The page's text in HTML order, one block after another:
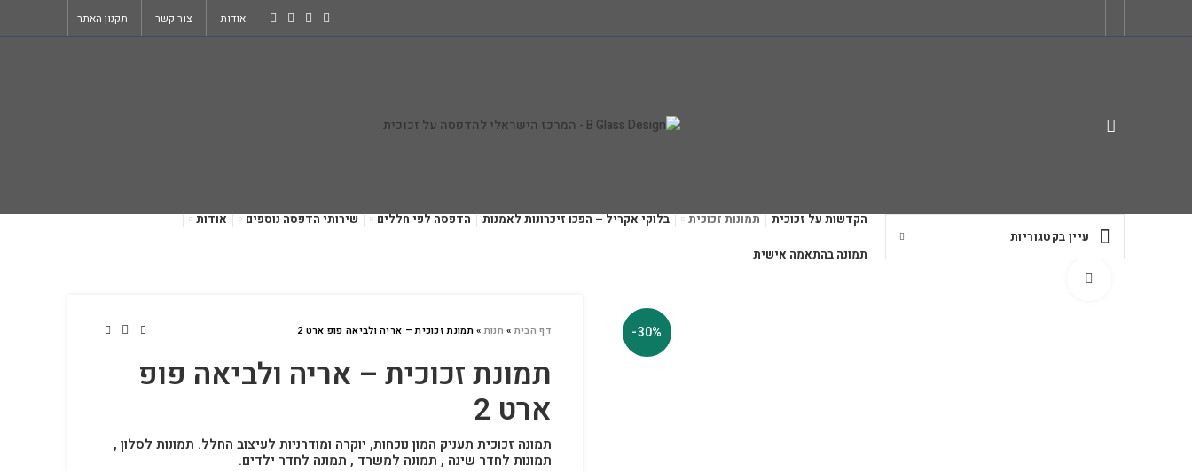
אודות צור קשר תקנון האתר
עיין בקטגוריות
הקדשות על זכוכית תמונות זכוכית בלוקי אקריל – הפכו זיכרונות לאמנות הדפסה לפי חללים שירותי הדפסה נוספים אודות
תמונה בהתאמה אישית
-30% דף הבית» חנות»תמונת זכוכית – אריה ולביאה פופ ארט 2
תמונת זכוכית – אריה ולביאה פופ
ארט 2
תמונה זכוכית תעניק המון נוכחות, יוקרה ומודרניות לעיצוב החלל. תמונות לסלון ,
תמונות לחדר שינה , תמונה למשרד , תמונה לחדר ילדים.